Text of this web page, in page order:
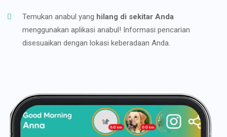
Temukan anabul yang hilang di sekitar Anda
menggunakan aplikasi anabul! Informasi pencarian
disesuaikan dengan lokasi keberadaan Anda.